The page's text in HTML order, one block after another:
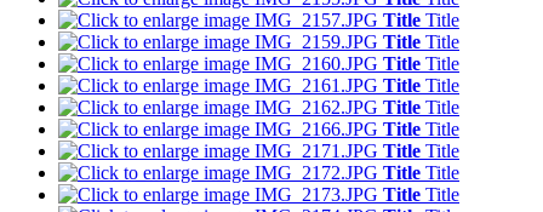
Title Title
Title Title
Title Title
Title Title
Title Title
Title Title
Title Title
Title Title
Title Title